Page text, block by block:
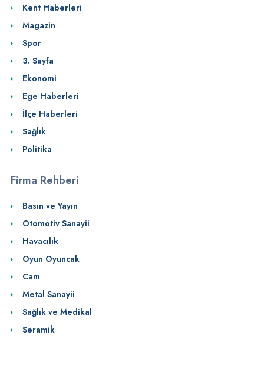
Kent Haberleri
Magazin
Spor
3. Sayfa
Ekonomi
Ege Haberleri
İlçe Haberleri
Sağlık
Politika
Firma Rehberi
Basın ve Yayın
Otomotiv Sanayii
Havacılık
Oyun Oyuncak
Cam
Metal Sanayii
Sağlık ve Medikal
Seramik